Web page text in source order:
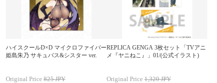
ハイスクールD×D マイクロファイバー
姫島朱乃 サキュバス&シスター ver.
Original Price 825JPY
REPLICA GENGA 3枚セット「TVアニ
メ『ヤニねこ』」01/(公式イラスト)
Original Price 1,320JPY